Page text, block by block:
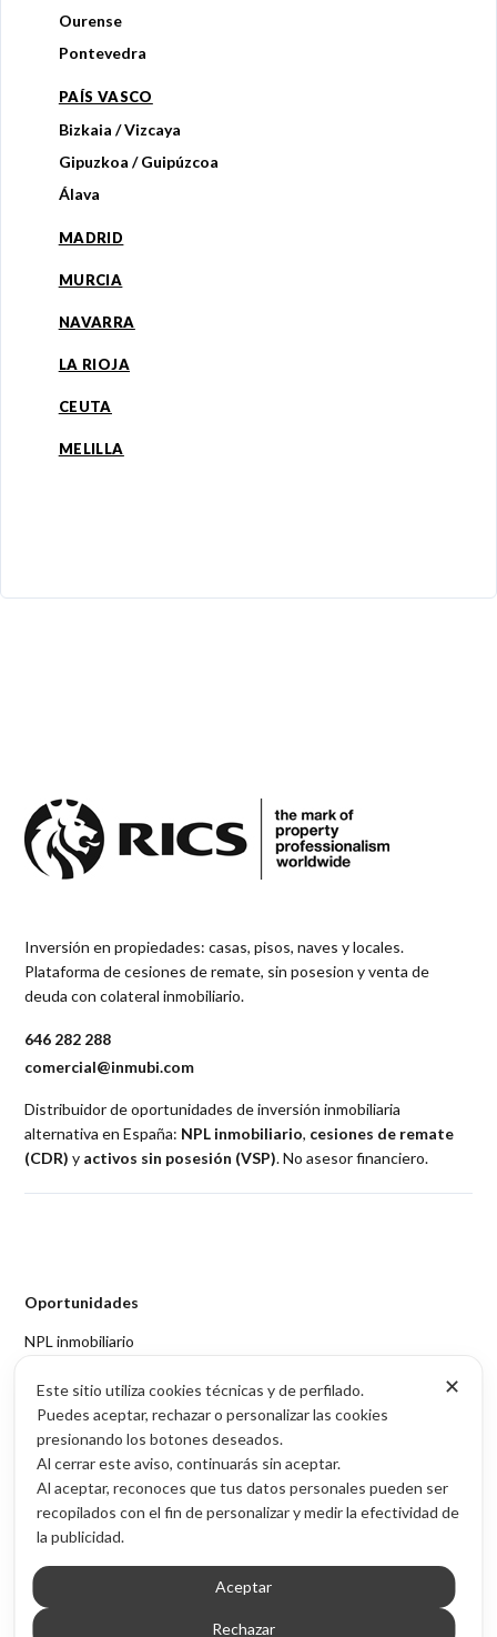
Ourense
Pontevedra
PAÍS VASCO
Bizkaia / Vizcaya
Gipuzkoa / Guipúzcoa
Álava
MADRID
MURCIA
NAVARRA
LA RIOJA
CEUTA
MELILLA
Inversión en propiedades: casas, pisos, naves y locales.
Plataforma de cesiones de remate, sin posesion y venta de
deuda con colateral inmobiliario.
646 282 288
comercial@inmubi.com
Distribuidor de oportunidades de inversión inmobiliaria
alternativa en España: NPL inmobiliario, cesiones de remate
(CDR) y activos sin posesión (VSP). No asesor financiero.
Oportunidades
NPL inmobiliario
Activos sin posesión (VSP)
Acceso por provincia
Contenido
Blog de inversión inmobiliaria
Sobre Inmubi
Legal
Aviso legal
✕
Este sitio utiliza cookies técnicas y de perfilado.
Puedes aceptar, rechazar o personalizar las cookies
presionando los botones deseados.
Al cerrar este aviso, continuarás sin aceptar.
Al aceptar, reconoces que tus datos personales pueden ser
recopilados con el fin de personalizar y medir la efectividad de
la publicidad.
Aceptar
Rechazar